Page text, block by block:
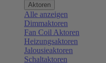
Aktoren
Alle anzeigen
Dimmaktoren
Fan Coil Aktoren
Heizungsaktoren
Jalousieaktoren
Schaltaktoren